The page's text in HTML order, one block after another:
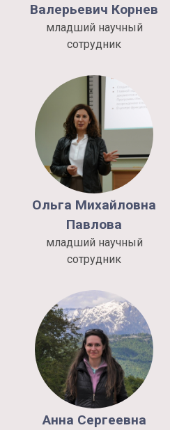
Валерьевич Корнев
младший научный
сотрудник
Ольга Михайловна
Павлова
младший научный
сотрудник
Анна Сергеевна